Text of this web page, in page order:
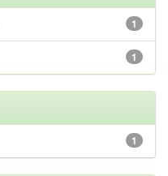
1
1
1